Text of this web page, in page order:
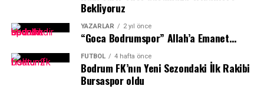
Biz gelen seyircimize en önemli mesajımız; kazanırsın,
kaybedersin ama futbolcu arkadaşlarımızla bütün
konuşmalarımızda onu söylüyoruz: Mücadele ruhu. Yani
gelen seyircimize futbol adına güzel şeyler
izlettirebilirsek bizim için en büyük kazanılmışlık bu
olacak” diye konuştu.
Ali Sırmalı, Bodrum FK Başkanı Taner Ankara, sivil
toplum kuruluşlarının temsilcileri ve kamu
kurumlarının yöneticilerinin katılımıyla geniş katılımlı
“Bodrum FK Aile Fotoğrafı”
Bu organizasyonla birlikte, yeni sezon öncesinde
Bekliyoruz
YAZARLAR 2 yıl önce
“Goca Bodrumspor” Allah’a Emanet…
FUTBOL 4 hafta önce
Bodrum FK’nın Yeni Sezondaki İlk Rakibi
Bursaspor oldu